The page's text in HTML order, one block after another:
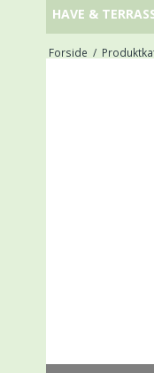
HAVE &
Forside /